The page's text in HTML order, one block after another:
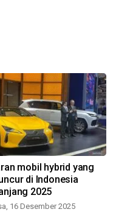
mobil hybrid yang
di Indonesia
2025
16 Desember 2025